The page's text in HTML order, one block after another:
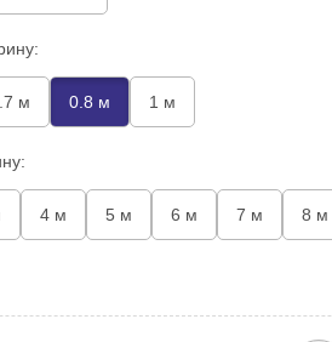
м 0.8 м 1 м
4 м 5 м 6 м 7 м 8 м